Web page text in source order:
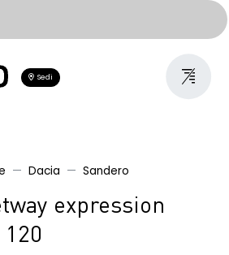
Sedi
Dacia Sandero
expression
120